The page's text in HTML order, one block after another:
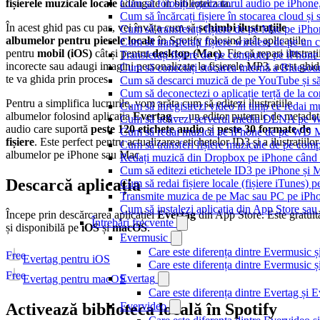
Cum să folosiți egalizatorul audio pe
Cum să încărcați fișiere în stocarea cloud
Cum să transferați fișiere de pe Mac pe
Cum să transferați fișiere wireless de pe
Transferați fișiere de pe computer pe
Cum să conectați stocarea internă a
Cum să descarci muzică de pe YouTube și
Cum să deconectezi o aplicație terță de la
Cum să înregistrezi video în timp ce redai
Cum să activezi serverul media DLNA pe
Cum să redai muzică pe iPhone de pe WD
Cum să transferi fișiere muzicale de pe
Redați muzică din Dropbox pe iPhone
Cum să editezi etichetele ID3 pe iPhone și
Cum să redai fișiere locale (fișiere iTunes)
Transmite muzica de pe Mac sau PC pe
Cum să instalezi aplicația din App Store
Întrebări frecvente
Evermusic
Care este diferența dintre Evermusic
Care este diferența dintre Evermusic
Evertag
Care este diferența dintre Evertag și
Evervideo
fișierele muzicale locale adăugate în biblioteca ta.
În acest ghid pas cu pas, vei învăța cum săschimbi ilustrațiile
albumelor pentru piesele localeîn Spotify folosind atât aplicațiile
pentru mobil (iOS) cât și pentrudesktop (Mac). Fie că repari
incorecte sau adaugi imagini personalizate la fișierele MP3, acest ghid
te va ghida prin proces.
Pentru a simplifica lucrurile, vom arăta cum să editezi ilustrațiile
albumelor folosind aplicațiaEvertag— un editor puternic de
audio care suportă peste 120 etichete audioși peste 30 formate de
fișiere. Este perfect pentru actualizarea etichetelor ID3 și a ilustrațiilor
albumelor pe iPhone sau Mac.
Descarcă aplicația
Începe prin descărcarea aplicațieiEvertagdin App Store. Este
și disponibilă peiOSșimacOS.
Evertag pentru iOS
Free
Evertag pentru macOS
Free
Activează biblioteca locală în Spotify